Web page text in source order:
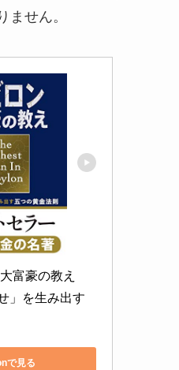
ません。
富豪の教え
」を生み出す
で見る